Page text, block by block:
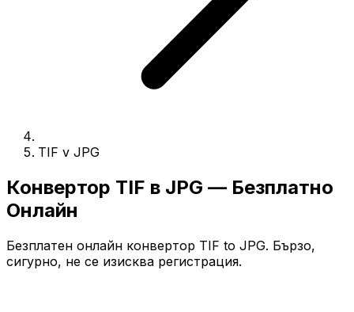
TIF v JPG
Конвертор TIF в JPG — Безплатно
Онлайн
Безплатен онлайн конвертор TIF to JPG. Бързо,
сигурно, не се изисква регистрация.